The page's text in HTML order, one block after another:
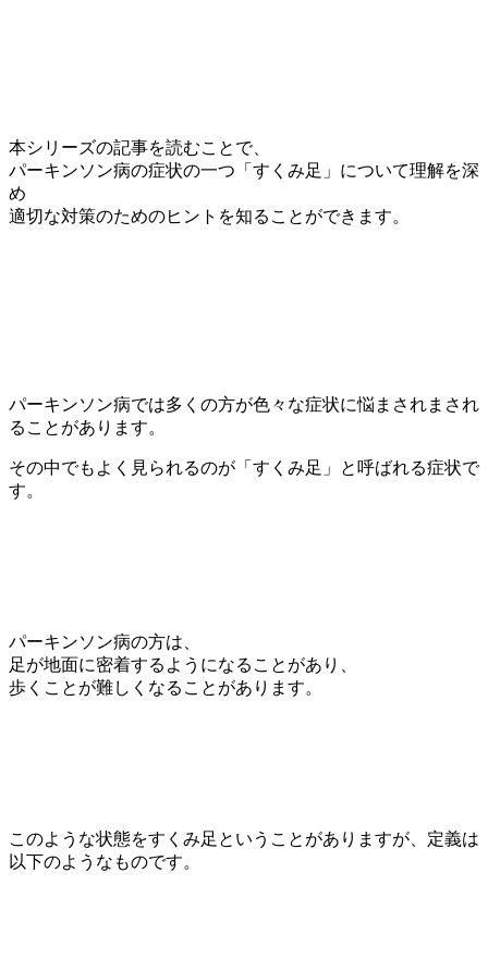
本シリーズの記事を読むことで、
パーキンソン病の症状の一つ「すくみ足」について理解を深
め
適切な対策のためのヒントを知ることができます。
パーキンソン病では多くの方が色々な症状に悩まされまされ
ることがあります。
その中でもよく見られるのが「すくみ足」と呼ばれる症状で
す。
パーキンソン病の方は、
足が地面に密着するようになることがあり、
歩くことが難しくなることがあります。
このような状態をすくみ足ということがありますが、定義は
以下のようなものです。